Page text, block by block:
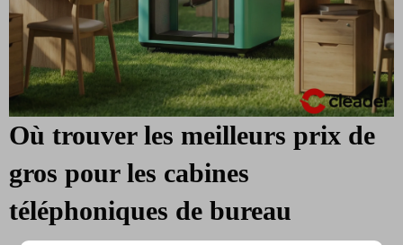
Où trouver les meilleurs prix de
gros pour les cabines
téléphoniques de bureau